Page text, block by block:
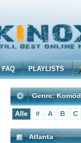
Genre: Komödie
A B C D E F G
Atlanta
Two cousins, with
on their way up
'Earn' Marks," an